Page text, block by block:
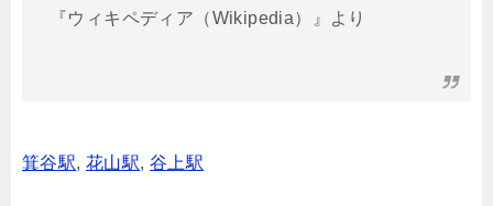
『ウィキペディア（Wikipedia）』より
箕谷駅,花山駅,谷上駅